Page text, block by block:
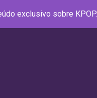
exclusivo sobre KPOP.